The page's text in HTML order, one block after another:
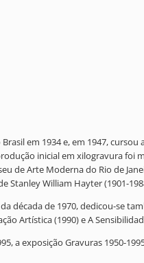
em 1934 e, em 1947, cursou
inicial em xilogravura foi
de Arte Moderna do Rio de
Stanley William Hayter (1901-
década de 1970, dedicou-se
Artística (1990) e A
a exposição Gravuras 1950-